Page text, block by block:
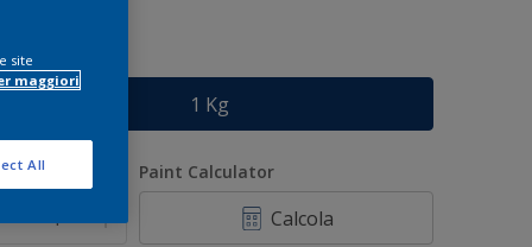
1 Kg
Paint Calculator
Calcola
site
maggiori
All